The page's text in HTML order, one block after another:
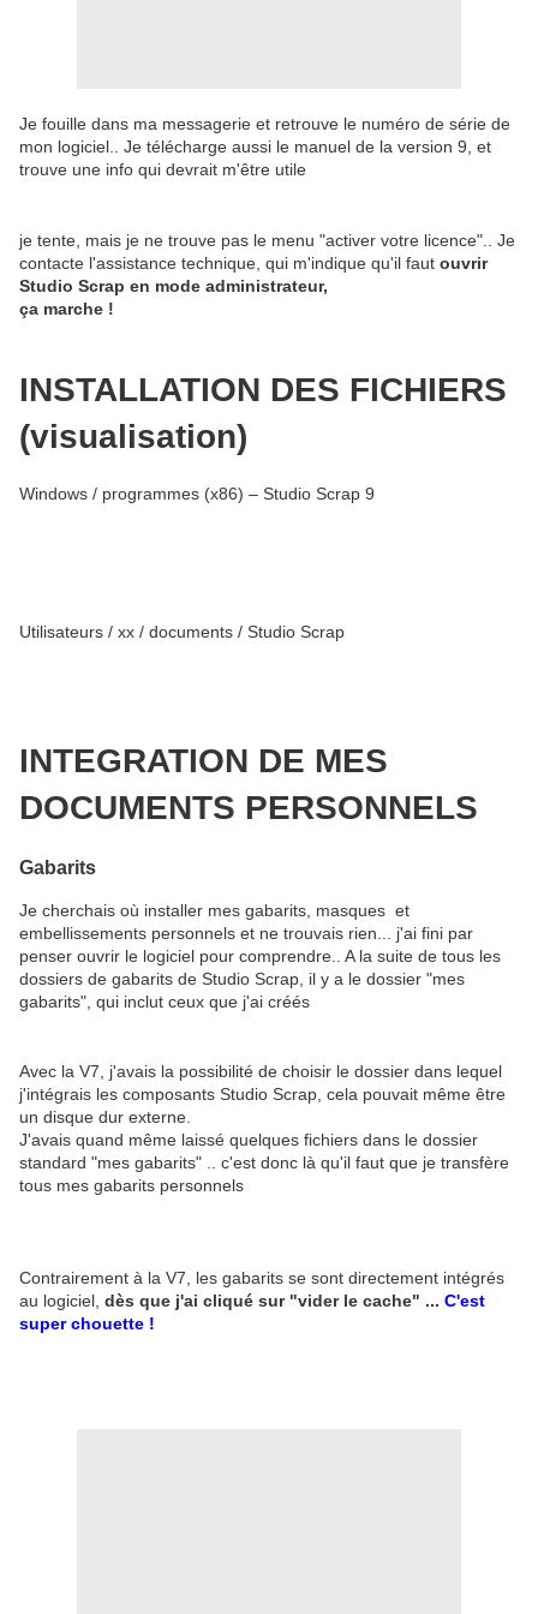
Je fouille dans ma messagerie et retrouve le numéro de série de
mon logiciel.. Je télécharge aussi le manuel de la version 9, et
trouve une info qui devrait m'être utile
je tente, mais je ne trouve pas le menu "activer votre licence".. Je
contacte l'assistance technique, qui m'indique qu'il faut ouvrir
Studio Scrap en mode administrateur,
ça marche !
INSTALLATION DES FICHIERS
(visualisation)
Windows / programmes (x86) – Studio Scrap 9
Utilisateurs / xx / documents / Studio Scrap
INTEGRATION DE MES
DOCUMENTS PERSONNELS
Gabarits
Je cherchais où installer mes gabarits, masques et
embellissements personnels et ne trouvais rien... j'ai fini par
penser ouvrir le logiciel pour comprendre.. A la suite de tous les
dossiers de gabarits de Studio Scrap, il y a le dossier "mes
gabarits", qui inclut ceux que j'ai créés
Avec la V7, j'avais la possibilité de choisir le dossier dans lequel
j'intégrais les composants Studio Scrap, cela pouvait même être
un disque dur externe.
J'avais quand même laissé quelques fichiers dans le dossier
standard "mes gabarits" .. c'est donc là qu'il faut que je transfère
tous mes gabarits personnels
Contrairement à la V7, les gabarits se sont directement intégrés
au logiciel, dès que j'ai cliqué sur "vider le cache" ... C'est
super chouette !